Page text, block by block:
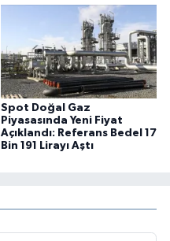
Spot Doğal Gaz
Piyasasında Yeni Fiyat
Açıklandı: Referans Bedel 17
Bin 191 Lirayı Aştı